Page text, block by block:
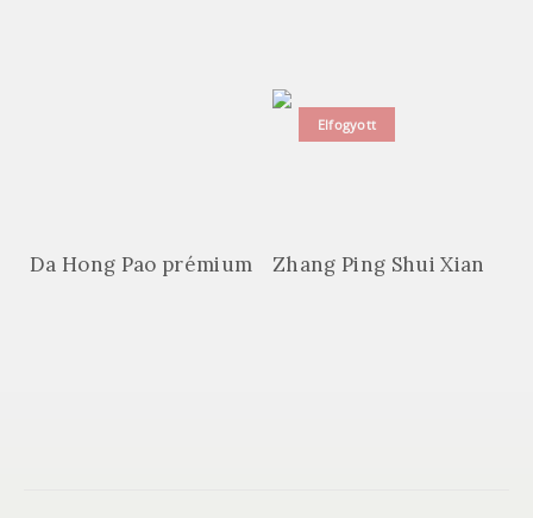
Da Hong Pao prémium
Elfogyott
Zhang Ping Shui Xian